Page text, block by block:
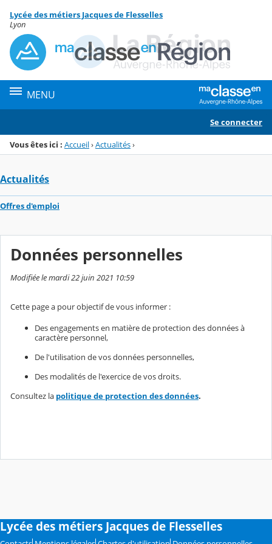
Menu de la rubrique
Contenu
Lycée des métiers Jacques de Flesselles
Lyon
MENU
Se connecter
Vous êtes ici : Accueil›Actualités›
Actualités
Offres d'emploi
Données personnelles
Modifiée le mardi 22 juin 2021 10:59
Cette page a pour objectif de vous informer :
Des engagements en matière de protection des données à
caractère personnel,
De l'utilisation de vos données personnelles,
Des modalités de l'exercice de vos droits.
Consultez la politique de protection des données.
Lycée des métiers Jacques de Flesselles